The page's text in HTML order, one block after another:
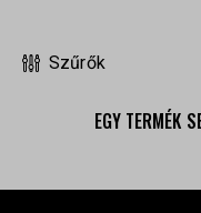
Szűrők
EGY TERMÉK